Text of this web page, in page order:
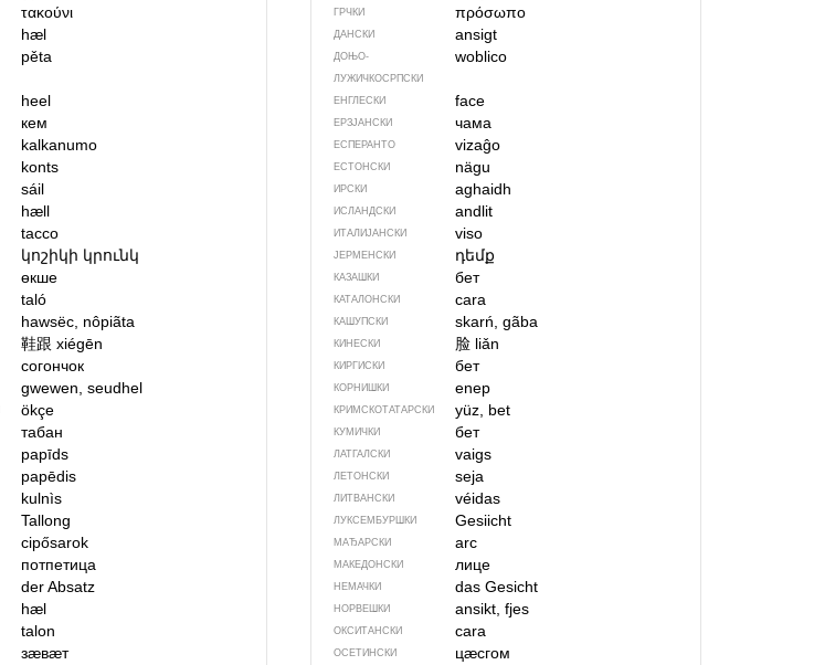
τακούνι
hæl
pěta
heel
кем
kalkanumo
konts
sáil
hæll
tacco
կոշիկի կրունկ
өкше
taló
hawsëc, nôpiãta
鞋跟 xiégēn
согончок
gwewen, seudhel
ökçe
табан
papīds
papēdis
kulnìs
Tallong
cipősarok
потпетица
der Absatz
hæl
talon
зӕвӕт
ГРЧКИ πρόσωπο
ДАНСКИ ansigt
ДОЊО­
ЛУЖИЧКОСРПСКИ
woblico
ЕНГЛЕСКИ face
ЕРЗЈАНСКИ чама
ЕСПЕРАНТО vizaĝo
ЕСТОНСКИ nägu
ИРСКИ aghaidh
ИСЛАНДСКИ andlit
ИТАЛИЈАНСКИ viso
ЈЕРМЕНСКИ դեմք
КАЗАШКИ бет
КАТАЛОНСКИ cara
КАШУПСКИ skarń, gãba
КИНЕСКИ 脸 liǎn
КИРГИСКИ бет
КОРНИШКИ enep
КРИМСКОТАТАРСКИ yüz, bet
КУМИЧКИ бет
ЛАТГАЛСКИ vaigs
ЛЕТОНСКИ seja
ЛИТВАНСКИ véidas
ЛУКСЕМБУРШКИ Gesiicht
МАЂАРСКИ arc
МАКЕДОНСКИ лице
НЕМАЧКИ das Gesicht
НОРВЕШКИ ansikt, fjes
ОКСИТАНСКИ cara
ОСЕТИНСКИ цӕсгом